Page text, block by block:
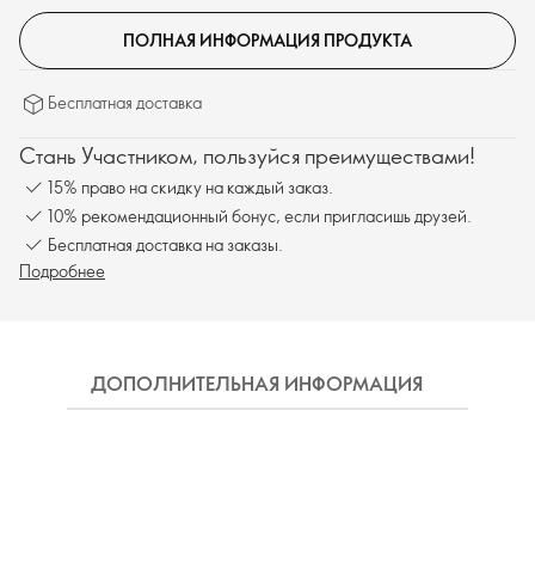
ПОЛНАЯ ИНФОРМАЦИЯ ПРОДУКТА
Бесплатная доставка
Стань Участником, пользуйся преимуществами!
15% право на скидку на каждый заказ.
10% рекомендационный бонус, если пригласишь друзей.
Бесплатная доставка на заказы.
Подробнее
ДОПОЛНИТЕЛЬНАЯ ИНФОРМАЦИЯ